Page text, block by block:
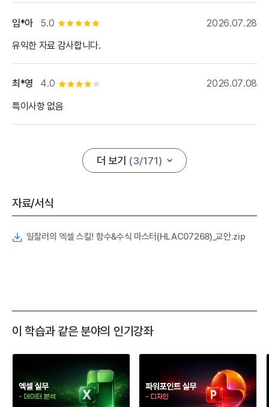
5.0 별점 5개
임*아
2026.07.28
유익한 자료 감사합니다.
4.0 별점 4개
최*영
2026.07.08
특이사항 없음
더 보기 (3/171)
자료/서식
일잘러의 엑셀 스킬! 함수&수식 마스터(HLAC07268)_교안.zip
이 학습과 같은 분야의 인기강좌